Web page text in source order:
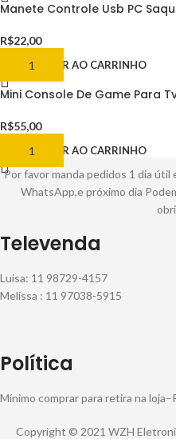
Manete Controle Usb PC
R$22,00
ADICIONAR AO CARRINHO
Mini Console De Game Para
R$55,00
ADICIONAR AO CARRINHO
Por favor manda pedidos 1 dia
WhatsApp,e próximo dia
Televenda
Luisa: 11 98729-4157
Melissa : 11 97038-5915
Política
Mínimo comprar para retira na
Copyright © 2021 WZH